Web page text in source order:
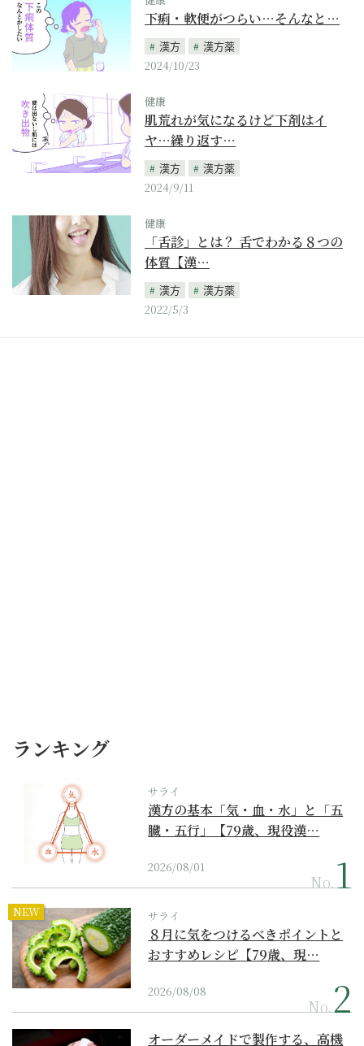
下痢・軟便がつらい…そんなと…
漢方
漢方薬
2024/10/23
健康
肌荒れが気になるけど下剤はイ
ヤ…繰り返す…
漢方
漢方薬
2024/9/11
健康
「舌診」とは？ 舌でわかる８つの
体質【漢…
漢方
漢方薬
2022/5/3
ランキング
サライ
漢方の基本「気・血・水」と「五
臓・五行」【79歳、現役漢…
2026/08/01
No.
NEW サライ
８月に気をつけるべきポイントと
おすすめレシピ【79歳、現…
2026/08/08
No.
オーダーメイドで製作する、高機